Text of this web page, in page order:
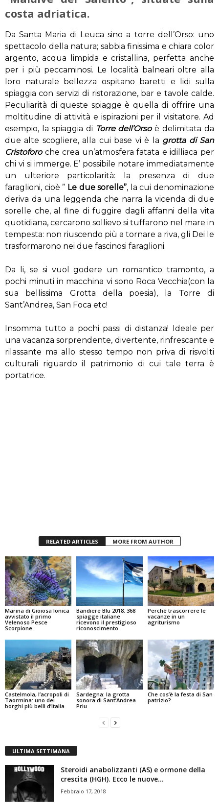
costa adriatica.
Da Santa Maria di Leuca sino a torre dell’Orso: uno
spettacolo della natura; sabbia finissima e chiara color
argento, acqua limpida e cristallina, perfetta anche
per i più peccaminosi. Le località balneari oltre alla
loro naturale bellezza ospitano baretti e lidi sulla
spiaggia con servizi di ristorazione, bar e tavole calde.
Peculiarità di queste spiagge è quella di offrire una
moltitudine di attività e ispirazioni per il visitatore. Ad
esempio, la spiaggia di Torre dell’Orso è delimitata da
due alte scogliere, alla cui base vi è la grotta di San
Cristoforoche crea un’atmosfera fatata e idilliaca per
chi vi si immerge. E’ possibile notare immediatamente
un ulteriore particolarità: la presenza di due
faraglioni, cioè ” Le due sorelle”, la cui denominazione
deriva da una leggenda che narra la vicenda di due
sorelle che, al fine di fuggire dagli affanni della vita
quotidiana, cercarono sollievo si tuffarono nel mare in
tempesta: non riuscendo più a tornare a riva, gli Dei le
trasformarono nei due fascinosi faraglioni.
Da li, se si vuol godere un romantico tramonto, a
pochi minuti in macchina vi sono Roca Vecchia(con la
sua bellissima Grotta della poesia), la Torre di
Sant’Andrea, San Foca etc!
Insomma tutto a pochi passi di distanza! Ideale per
una vacanza sorprendente, divertente, rinfrescante e
rilassante ma allo stesso tempo non priva di risvolti
culturali riguardo il patrimonio di cui tale terra è
portatrice.
RELATED ARTICLES MORE FROM AUTHOR
Marina di Gioiosa Ionica
avvistato il primo
Velenoso Pesce
Scorpione
Bandiere Blu 2018: 368
spiagge italiane
ricevono il prestigioso
riconoscimento
Perché trascorrere le
vacanze in un
agriturismo
Castelmola, l’acropoli di
Taormina: uno dei
borghi più belli d’Italia
Sardegna: la grotta
sonora di Sant’Andrea
Priu
Che cos’è la festa di San
patrizio?
ULTIMA SETTIMANA
Steroidi anabolizzanti (AS) e ormone della
crescita (HGH). Ecco le nuove...
Febbraio 17, 2018